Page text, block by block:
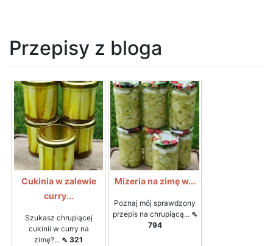
Przepisy z bloga
Cukinia w zalewie
curry...
Szukasz chrupiącej
cukinii w curry na
zimę?... ⇖ 321
Mizeria na zimę w...
Poznaj mój sprawdzony
przepis na chrupiącą... ⇖
794